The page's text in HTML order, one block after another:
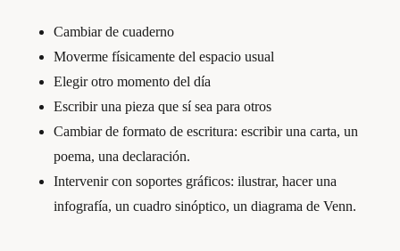
Cambiar de cuaderno
Moverme físicamente del espacio usual
Elegir otro momento del día
Escribir una pieza que sí sea para otros
Cambiar de formato de escritura: escribir una carta, un
poema, una declaración.
Intervenir con soportes gráficos: ilustrar, hacer una
infografía, un cuadro sinóptico, un diagrama de Venn.